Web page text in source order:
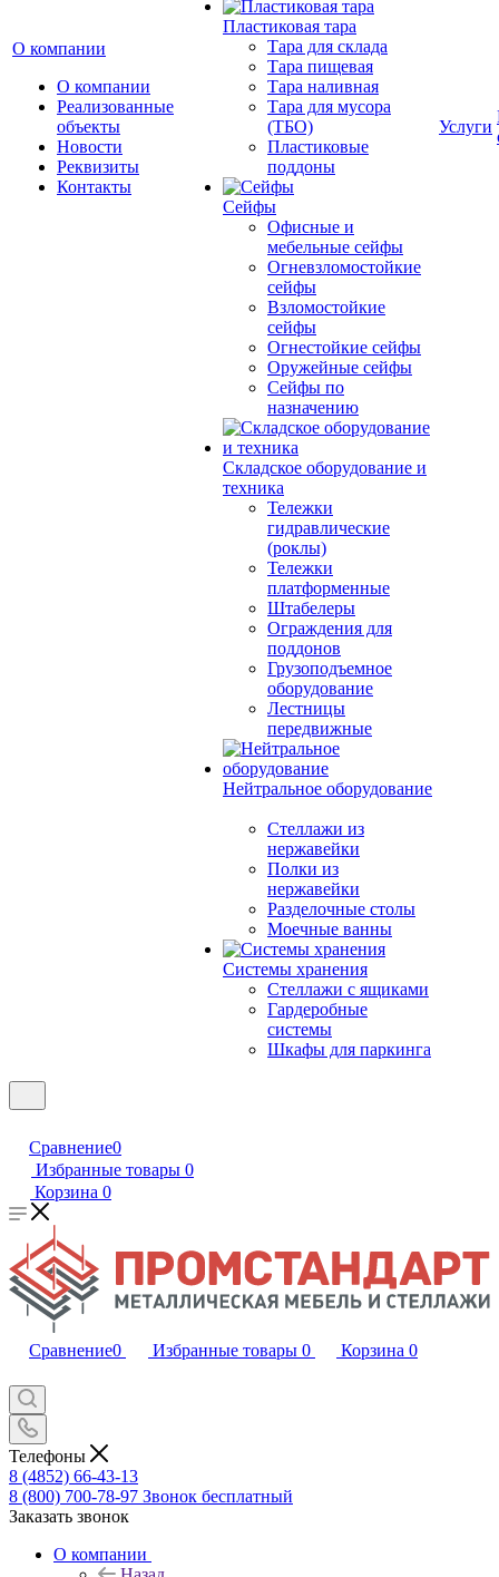
О компании
О компании
Реализованные
объекты
Новости
Реквизиты
Контакты
Пластиковая тара
Тара для склада
Тара пищевая
Тара наливная
Тара для мусора
(ТБО)
Пластиковые
поддоны
Сейфы
Офисные и
мебельные сейфы
Огневзломостойкие
сейфы
Взломостойкие
сейфы
Огнестойкие сейфы
Оружейные сейфы
Сейфы по
назначению
Складское оборудование и
техника
Тележки
гидравлические
(роклы)
Тележки
платформенные
Штабелеры
Ограждения для
поддонов
Грузоподъемное
оборудование
Лестницы
передвижные
Нейтральное оборудование
Стеллажи из
нержавейки
Полки из
нержавейки
Разделочные столы
Моечные ванны
Системы хранения
Стеллажи с ящиками
Гардеробные
системы
Шкафы для паркинга
Услуги
Сравнение0
Избранные товары 0
Корзина 0
Сравнение0 Избранные товары 0 Корзина 0
Телефоны
8 (4852) 66-43-13
8 (800) 700-78-97 Звонок бесплатный
Заказать звонок
О компании